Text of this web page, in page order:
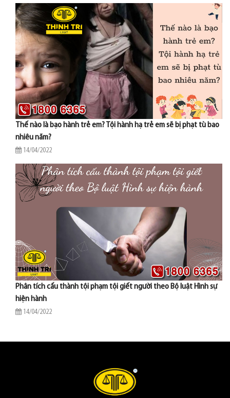
Thế nào là bạo hành trẻ em? Tội hành hạ trẻ em sẽ bị phạt tù bao
nhiêu năm?
14/04/2022
Phân tích cấu thành tội phạm tội giết người theo Bộ luật Hình sự
hiện hành
14/04/2022